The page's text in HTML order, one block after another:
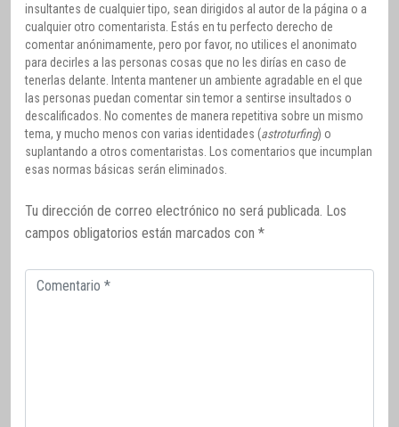
insultantes de cualquier tipo, sean dirigidos al autor de la página o a
cualquier otro comentarista. Estás en tu perfecto derecho de
comentar anónimamente, pero por favor, no utilices el anonimato
para decirles a las personas cosas que no les dirías en caso de
tenerlas delante. Intenta mantener un ambiente agradable en el que
las personas puedan comentar sin temor a sentirse insultados o
descalificados. No comentes de manera repetitiva sobre un mismo
tema, y mucho menos con varias identidades (astroturfing) o
suplantando a otros comentaristas. Los comentarios que incumplan
esas normas básicas serán eliminados.
Tu dirección de correo electrónico no será publicada. Los
campos obligatorios están marcados con *
Comentario